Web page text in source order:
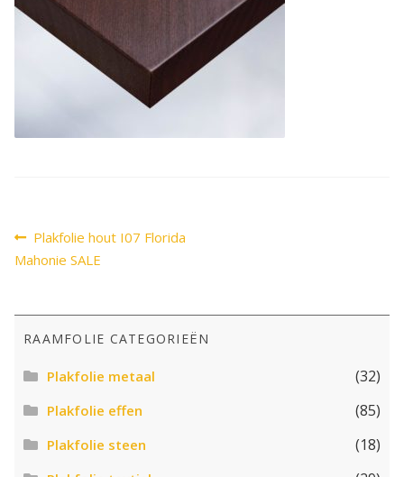
Gereedschap
Bericht
navigatie
Vorig
bericht:
Plakfolie hout I07 Florida
Mahonie SALE
RAAMFOLIE CATEGORIEËN
Plakfolie metaal (32)
Plakfolie effen (85)
Plakfolie steen (18)